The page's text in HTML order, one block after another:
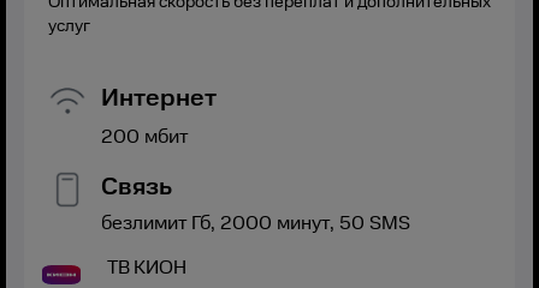
услуг
Интернет
200 мбит
Связь
безлимитГб, 2000 минут, 50 SMS
ТВКИОН